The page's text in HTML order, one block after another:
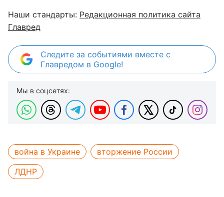
Наши стандарты: Редакционная политика сайта
Главред
Следите за событиями вместе с
Главредом в Google!
Мы в соцсетях:
война в Украине
вторжение России
ЛДНР